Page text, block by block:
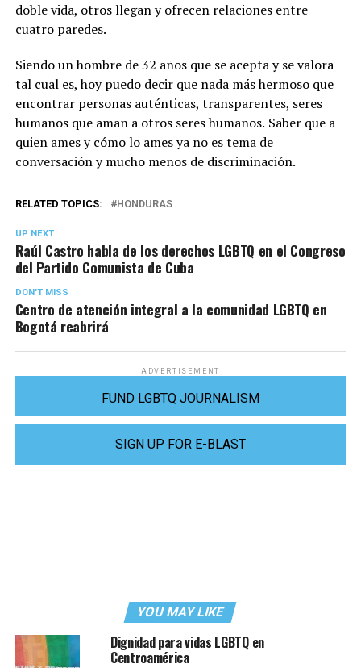
doble vida, otros llegan y ofrecen relaciones entre
cuatro paredes.
Siendo un hombre de 32 años que se acepta y se valora
tal cual es, hoy puedo decir que nada más hermoso que
encontrar personas auténticas, transparentes, seres
humanos que aman a otros seres humanos. Saber que a
quien ames y cómo lo ames ya no es tema de
conversación y mucho menos de discriminación.
RELATED TOPICS: HONDURAS
UP NEXT
Raúl Castro habla de los derechos LGBTQ en el Congreso
del Partido Comunista de Cuba
DON'T MISS
Centro de atención integral a la comunidad LGBTQ en
Bogotá reabrirá
ADVERTISEMENT
FUND LGBTQ JOURNALISM
SIGN UP FOR E-BLAST
YOU MAY LIKE
Dignidad para vidas LGBTQ en
Centroamérica